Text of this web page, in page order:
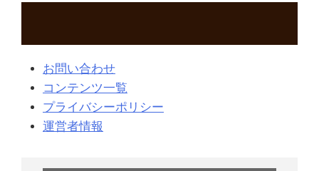
お問い合わせ
コンテンツ一覧
プライバシーポリシー
運営者情報